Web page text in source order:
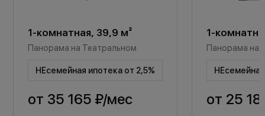
1-комнатная, 39,9 м²
Панорама на Театральном
НЕсемейная ипотека от 2,5%
от 35 165 ₽/мес
1-
Панорама на
от 25